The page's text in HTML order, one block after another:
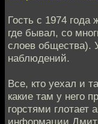
Гость с 1974
где бывал, со
слоев общества).
наблюдений.
Все, кто уехал и
какие там у него
горстями глотает
информации